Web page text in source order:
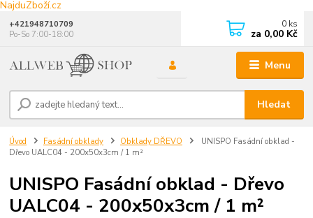
NajduZboží.cz
Menu
Hledat
+421948710709
Po-So 7:00-18:00
0 ks
za 0,00 Kč
Úvod Fasádní obklady Obklady DŘEVO
UNISPO Fasádní obklad -
Dřevo UALC04 - 200x50x3cm / 1 m²
UNISPO Fasádní obklad - Dřevo
UALC04 - 200x50x3cm / 1 m²